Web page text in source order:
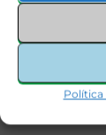
Política